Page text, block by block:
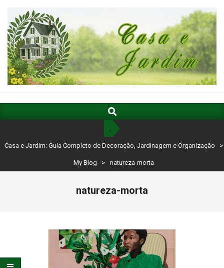
content
CASA
E
GUIA
COMPLETO
DECORAÇÃO,
ORGANIZAÇÃO
Navigation
Search
-
Casa e Jardim: Guia Completo de Decoração, Jardinagem e Organização >
My Blog > natureza-morta
natureza-morta